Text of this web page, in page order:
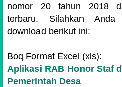
nomor 20 tahun 2018
terbaru. Silahkan
download berikut ini:
Boq Format Excel (xls):
Aplikasi RAB Honor Staf
Pemerintah Desa